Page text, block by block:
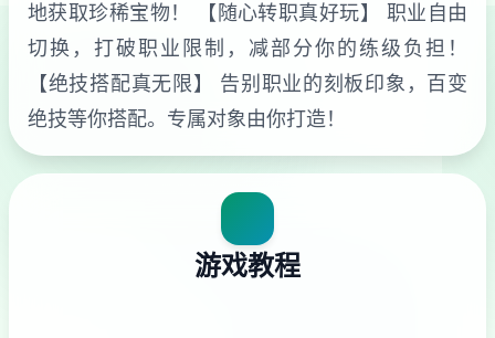
地获取珍稀宝物！ 【随心转职真好玩】 职业自由
切换，打破职业限制，减部分你的练级负担！
【绝技搭配真无限】 告别职业的刻板印象，百变
绝技等你搭配。专属对象由你打造！
游戏教程